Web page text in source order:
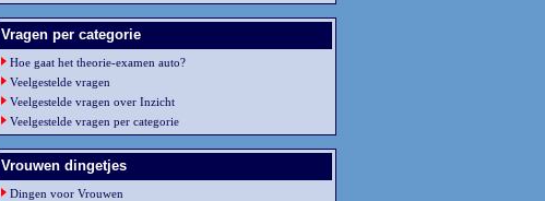
Vragen per categorie
Hoe gaat het theorie-examen auto?
Veelgestelde vragen
Veelgestelde vragen over Inzicht
Veelgestelde vragen per categorie
Vrouwen dingetjes
Dingen voor Vrouwen